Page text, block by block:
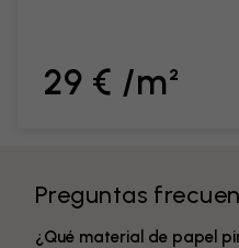
29 € /m²
Preguntas
¿Qué material de papel